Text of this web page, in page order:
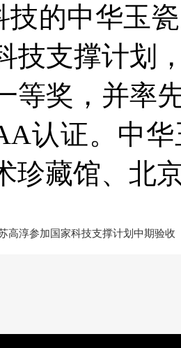
技的中华玉
技支撑计划
等奖，并率
认证。中
珍藏馆、北
高淳参加国家科技支撑计划中期验收